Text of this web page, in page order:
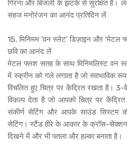
गिरना और बिजली के झटके से सुरक्षित है।
सहज मनोरंजन का आनंद प्रतिदिन लें
15. मिनिमम 'वन स्लेट' डिज़ाइन और
छवि का आनंद लें
मेटल फ्लश सतह के साथ मिनिमलिस्ट वन
में स्क्रीन को गले लगाता है जो स्वाभाविक
विचलित हुए चित्र पर केंद्रित रखता है।
विकल्प देता है जो आपको चित्र पर
संकीर्ण सेटिंग और आपके साउंड सिस्टम
सेटिंग। स्टैंड हीरे के आकार के क्रॉस-
दिखने में और भी पतला और हल्का बनाता है।